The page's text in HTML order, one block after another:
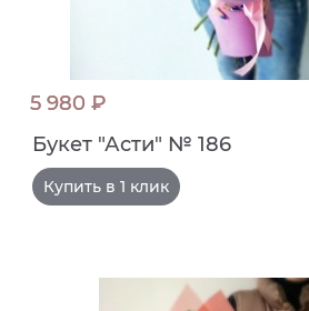
5 980 ₽
Букет "Асти" № 186
Купить в 1 клик